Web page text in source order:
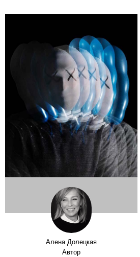
Алена Долецкая
Автор